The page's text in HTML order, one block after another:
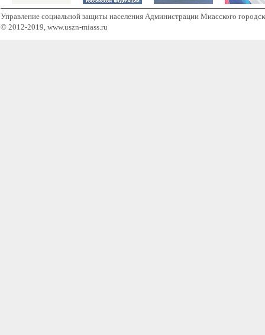
Управление социальной защиты населения Администрации Миасского
© 2012-2019, www.uszn-miass.ru